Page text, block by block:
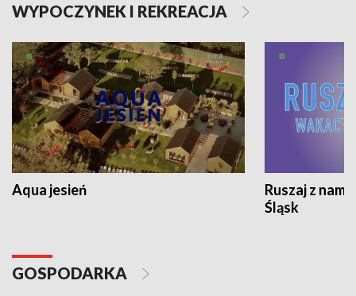
WYPOCZYNEK I REKREACJA
Aqua jesień
Ruszaj z
Śląsk
GOSPODARKA